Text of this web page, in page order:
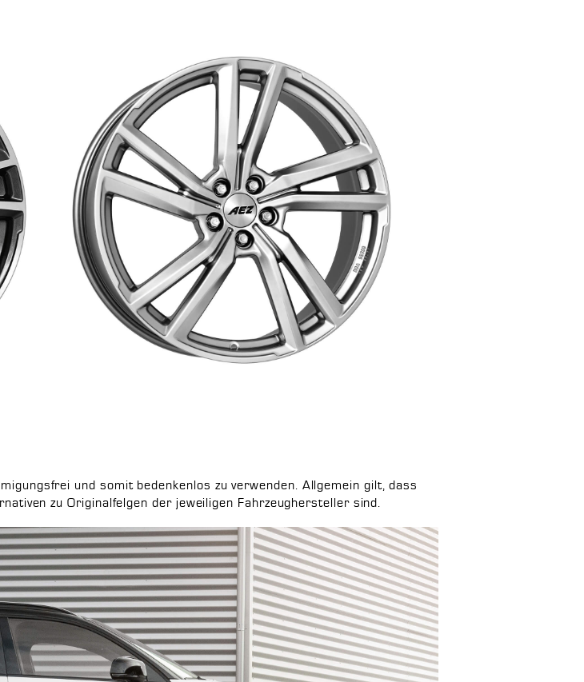
und somit bedenkenlos zu verwenden. Allgemein gilt, dass
zu Originalfelgen der jeweiligen Fahrzeughersteller sind.